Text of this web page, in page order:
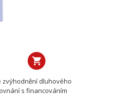
zvýhodnění dluhového
s financováním